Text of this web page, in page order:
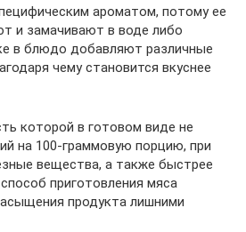
ароматом, потому ее
и замачивают в воде либо
в блюдо добавляют различные
чему становится вкуснее
которой в готовом виде не
на 100-граммовую порцию, при
вещества, а также быстрее
приготовления мяса
продукта лишними